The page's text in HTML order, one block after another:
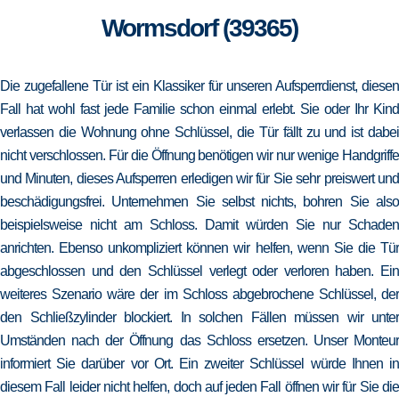
Wormsdorf (39365)
Die zugefallene Tür ist ein Klassiker für unseren Aufsperrdienst, diesen
Fall hat wohl fast jede Familie schon einmal erlebt. Sie oder Ihr Kind
verlassen die Wohnung ohne Schlüssel, die Tür fällt zu und ist dabei
nicht verschlossen. Für die Öffnung benötigen wir nur wenige Handgriffe
und Minuten, dieses Aufsperren erledigen wir für Sie sehr preiswert und
beschädigungsfrei. Unternehmen Sie selbst nichts, bohren Sie also
beispielsweise nicht am Schloss. Damit würden Sie nur Schaden
anrichten. Ebenso unkompliziert können wir helfen, wenn Sie die Tür
abgeschlossen und den Schlüssel verlegt oder verloren haben. Ein
weiteres Szenario wäre der im Schloss abgebrochene Schlüssel, der
den Schließzylinder blockiert. In solchen Fällen müssen wir unter
Umständen nach der Öffnung das Schloss ersetzen. Unser Monteur
informiert Sie darüber vor Ort. Ein zweiter Schlüssel würde Ihnen in
diesem Fall leider nicht helfen, doch auf jeden Fall öffnen wir für Sie die